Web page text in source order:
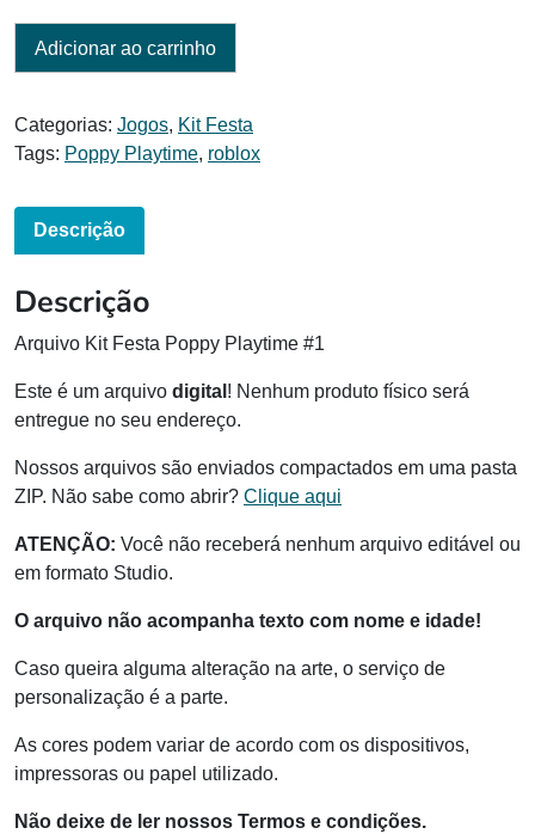
Adicionar ao carrinho
Categorias: Jogos, Kit Festa
Tags: Poppy Playtime, roblox
Descrição
Descrição
Arquivo Kit Festa Poppy Playtime #1
Este é um arquivo digital ! Nenhum produto físico será
entregue no seu endereço.
Nossos arquivos são enviados compactados em uma pasta
ZIP. Não sabe como abrir? Clique aqui
ATENÇÃO: Você não receberá nenhum arquivo editável ou
em formato Studio.
O arquivo não acompanha texto com nome e idade!
Caso queira alguma alteração na arte, o serviço de
personalização é a parte.
As cores podem variar de acordo com os dispositivos,
impressoras ou papel utilizado.
Não deixe de ler nossos Termos e condições.